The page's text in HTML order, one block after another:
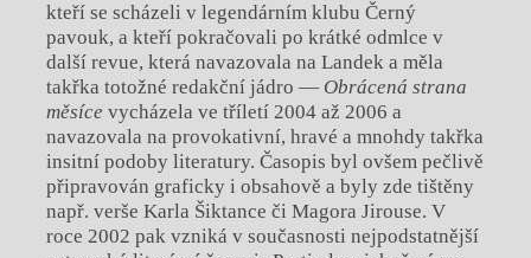
kteří se scházeli v legendárním klubu Černý
pavouk, a kteří pokračovali po krátké odmlce v
další revue, která navazovala na Landek a měla
takřka totožné redakční jádro — Obrácená strana
měsíce vycházela ve tříletí 2004 až 2006 a
navazovala na provokativní, hravé a mnohdy takřka
insitní podoby literatury. Časopis byl ovšem pečlivě
připravován graficky i obsahově a byly zde tištěny
např. verše Karla Šiktance či Magora Jirouse. V
roce 2002 pak vzniká v současnosti nejpodstatnější